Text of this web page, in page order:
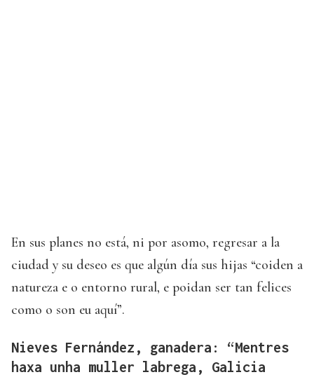
En sus planes no está, ni por asomo, regresar a la
ciudad y su deseo es que algún día sus hijas “coiden a
natureza e o entorno rural, e poidan ser tan felices
como o son eu aquí”.
Nieves Fernández, ganadera: “Mentres
haxa unha muller labrega, Galicia